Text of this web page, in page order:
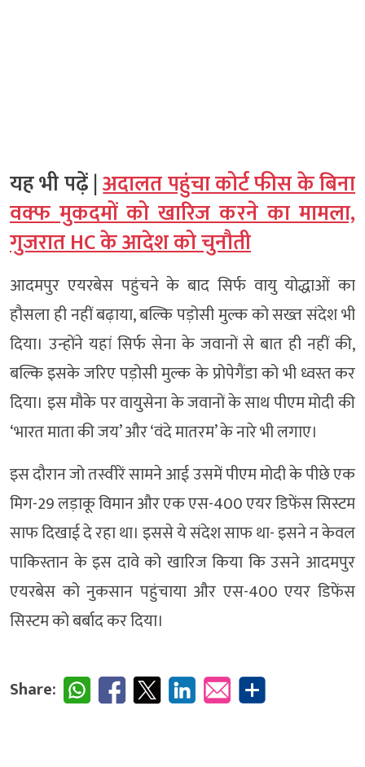
यह भी पढ़ें |अदालत पहुंचा कोर्ट फीस के बिना
वक्फ मुकदमों को खारिज करने का मामला,
गुजरात HC के आदेश को चुनौती
आदमपुर एयरबेस पहुंचने के बाद सिर्फ वायु योद्धाओं का
हौसला ही नहीं बढ़ाया, बल्कि पड़ोसी मुल्क को सख्त संदेश भी
दिया। उन्होंने यहां सिर्फ सेना के जवानों से बात ही नहीं की,
बल्कि इसके जरिए पड़ोसी मुल्क के प्रोपेगैंडा को भी ध्वस्त कर
दिया। इस मौके पर वायुसेना के जवानों के साथ पीएम मोदी की
‘भारत माता की जय’ और ‘वंदे मातरम’ के नारे भी लगाए।
इस दौरान जो तस्वीरें सामने आई उसमें पीएम मोदी के पीछे एक
मिग-29 लड़ाकू विमान और एक एस-400 एयर डिफेंस सिस्टम
साफ दिखाई दे रहा था। इससे ये संदेश साफ था- इसने न केवल
पाकिस्तान के इस दावे को खारिज किया कि उसने आदमपुर
एयरबेस को नुकसान पहुंचाया और एस-400 एयर डिफेंस
सिस्टम को बर्बाद कर दिया।
Share: